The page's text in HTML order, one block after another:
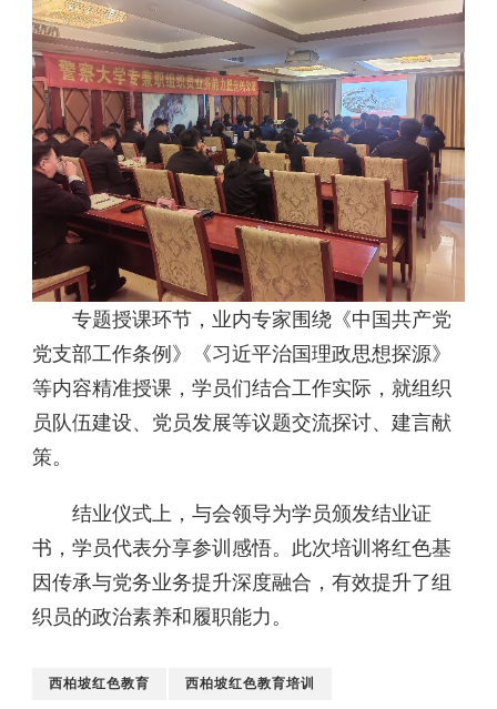
专题授课环节，业内专家围绕《中国共产党
党支部工作条例》《习近平治国理政思想探源》
等内容精准授课，学员们结合工作实际，就组织
员队伍建设、党员发展等议题交流探讨、建言献
策。
结业仪式上，与会领导为学员颁发结业证
书，学员代表分享参训感悟。此次培训将红色基
因传承与党务业务提升深度融合，有效提升了组
织员的政治素养和履职能力。
西柏坡红色教育 西柏坡红色教育培训